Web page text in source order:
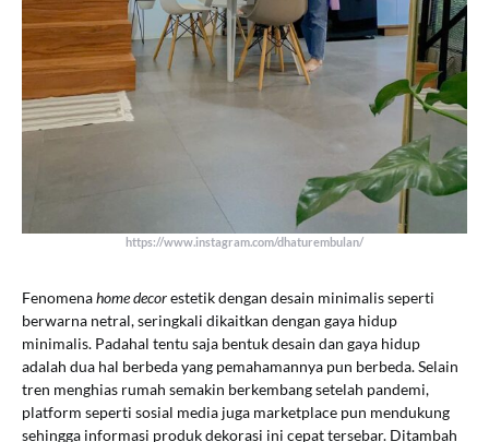
https://www.instagram.com/dhaturembulan/
Fenomenahome decorestetik dengan desain minimalis seperti
berwarna netral, seringkali dikaitkan dengan gaya hidup
minimalis. Padahal tentu saja bentuk desain dan gaya hidup
adalah dua hal berbeda yang pemahamannya pun berbeda. Selain
tren menghias rumah semakin berkembang setelah pandemi,
platform seperti sosial media juga marketplace pun mendukung
sehingga informasi produk dekorasi ini cepat tersebar. Ditambah